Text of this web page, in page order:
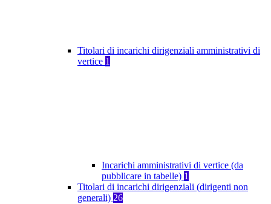
Titolari di incarichi dirigenziali amministrativi di
vertice 1
Incarichi amministrativi di vertice (da
pubblicare in tabelle) 1
Titolari di incarichi dirigenziali (dirigenti non
generali) 26